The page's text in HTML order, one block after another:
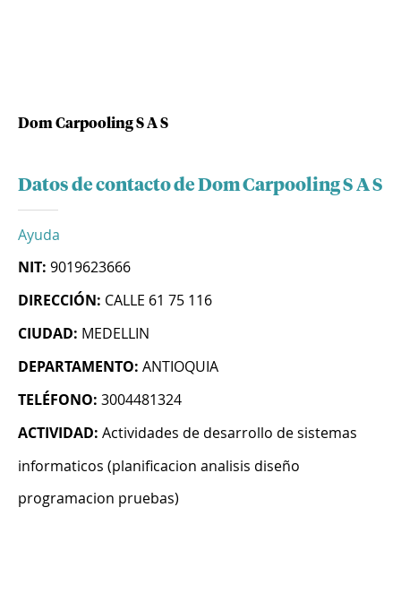
Dom Carpooling S A S
Datos de contacto de Dom Carpooling S A S
Ayuda
NIT: 9019623666
DIRECCIÓN: CALLE 61 75 116
CIUDAD: MEDELLIN
DEPARTAMENTO: ANTIOQUIA
TELÉFONO: 3004481324
ACTIVIDAD: Actividades de desarrollo de sistemas
informaticos (planificacion analisis diseño
programacion pruebas)